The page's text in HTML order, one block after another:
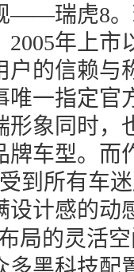
——瑞虎8。
2005年上市
户的信赖与
唯一指定官
形象同时，
牌车型。而
到所有车
设计感的动
局的灵活
多黑科技配